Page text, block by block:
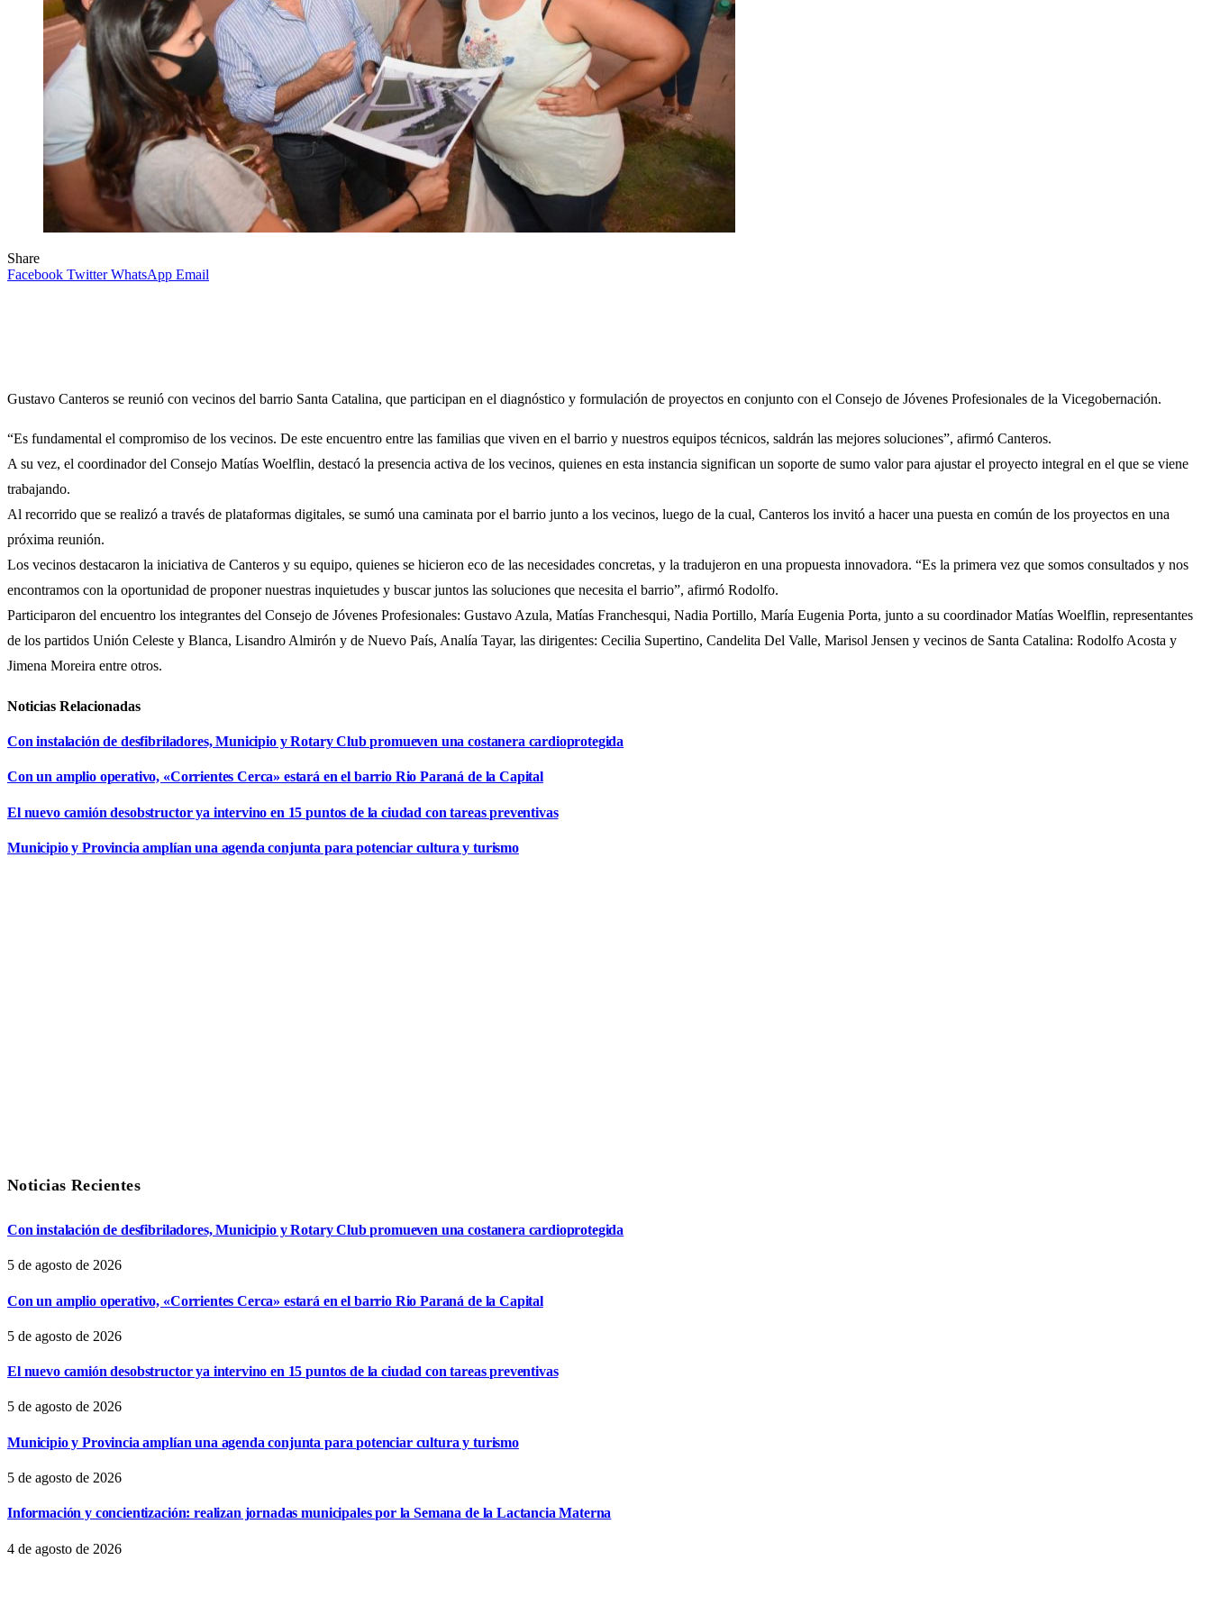
Share
Facebook Twitter WhatsApp Email
Gustavo Canteros se reunió con vecinos del barrio Santa Catalina, que participan en el diagnóstico y formulación de proyectos en conjunto con el Consejo de Jóvenes Profesionales de la Vicegobernación.
“Es fundamental el compromiso de los vecinos. De este encuentro entre las familias que viven en el barrio y nuestros equipos técnicos, saldrán las mejores soluciones”, afirmó Canteros.
A su vez, el coordinador del Consejo Matías Woelflin, destacó la presencia activa de los vecinos, quienes en esta instancia significan un soporte de sumo valor para ajustar el proyecto integral en el que se viene
trabajando.
Al recorrido que se realizó a través de plataformas digitales, se sumó una caminata por el barrio junto a los vecinos, luego de la cual, Canteros los invitó a hacer una puesta en común de los proyectos en una
próxima reunión.
Los vecinos destacaron la iniciativa de Canteros y su equipo, quienes se hicieron eco de las necesidades concretas, y la tradujeron en una propuesta innovadora. “Es la primera vez que somos consultados y nos
encontramos con la oportunidad de proponer nuestras inquietudes y buscar juntos las soluciones que necesita el barrio”, afirmó Rodolfo.
Participaron del encuentro los integrantes del Consejo de Jóvenes Profesionales: Gustavo Azula, Matías Franchesqui, Nadia Portillo, María Eugenia Porta, junto a su coordinador Matías Woelflin, representantes
de los partidos Unión Celeste y Blanca, Lisandro Almirón y de Nuevo País, Analía Tayar, las dirigentes: Cecilia Supertino, Candelita Del Valle, Marisol Jensen y vecinos de Santa Catalina: Rodolfo Acosta y
Jimena Moreira entre otros.
Noticias Relacionadas
Con instalación de desfibriladores, Municipio y Rotary Club promueven una costanera cardioprotegida
Con un amplio operativo, «Corrientes Cerca» estará en el barrio Rio Paraná de la Capital
El nuevo camión desobstructor ya intervino en 15 puntos de la ciudad con tareas preventivas
Municipio y Provincia amplían una agenda conjunta para potenciar cultura y turismo
Noticias Recientes
Con instalación de desfibriladores, Municipio y Rotary Club promueven una costanera cardioprotegida
5 de agosto de 2026
Con un amplio operativo, «Corrientes Cerca» estará en el barrio Rio Paraná de la Capital
5 de agosto de 2026
El nuevo camión desobstructor ya intervino en 15 puntos de la ciudad con tareas preventivas
5 de agosto de 2026
Municipio y Provincia amplían una agenda conjunta para potenciar cultura y turismo
5 de agosto de 2026
Información y concientización: realizan jornadas municipales por la Semana de la Lactancia Materna
4 de agosto de 2026